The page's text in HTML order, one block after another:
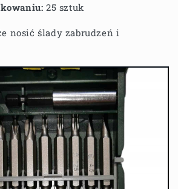
25 sztuk
nosić ślady zabrudzeń i